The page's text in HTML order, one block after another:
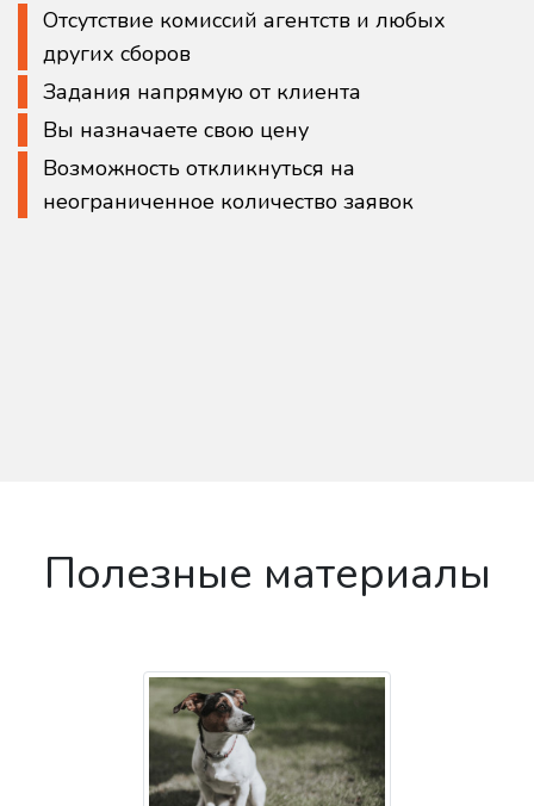
Отсутствие комиссий агентств и любых
других сборов
Задания напрямую от клиента
Вы назначаете свою цену
Возможность откликнуться на
неограниченное количество заявок
Полезные материалы